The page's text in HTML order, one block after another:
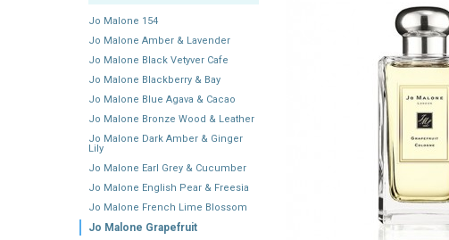
Jo Malone 154
Jo Malone Amber & Lavender
Jo Malone Black Vetyver Cafe
Jo Malone Blackberry & Bay
Jo Malone Blue Agava & Cacao
Jo Malone Bronze Wood & Leather
Jo Malone Dark Amber & Ginger
Lily
Jo Malone Earl Grey & Cucumber
Jo Malone English Pear & Freesia
Jo Malone French Lime Blossom
Jo Malone Grapefruit